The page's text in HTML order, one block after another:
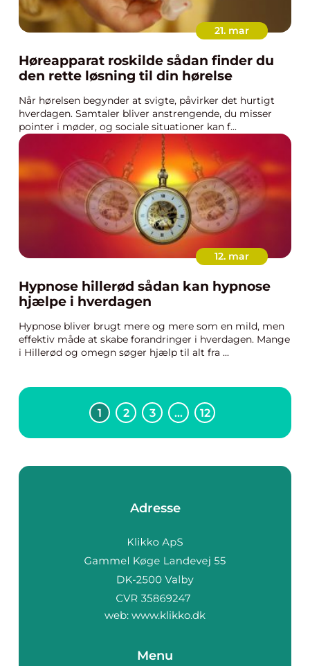
21. mar
Høreapparat roskilde sådan finder du
den rette løsning til din hørelse
Når hørelsen begynder at svigte, påvirker det hurtigt
hverdagen. Samtaler bliver anstrengende, du misser
pointer i møder, og sociale situationer kan f...
12. mar
Hypnose hillerød sådan kan hypnose
hjælpe i hverdagen
Hypnose bliver brugt mere og mere som en mild, men
effektiv måde at skabe forandringer i hverdagen. Mange
i Hillerød og omegn søger hjælp til alt fra ...
1 2 3 … 12
Adresse
web: www.klikko.dk
Menu